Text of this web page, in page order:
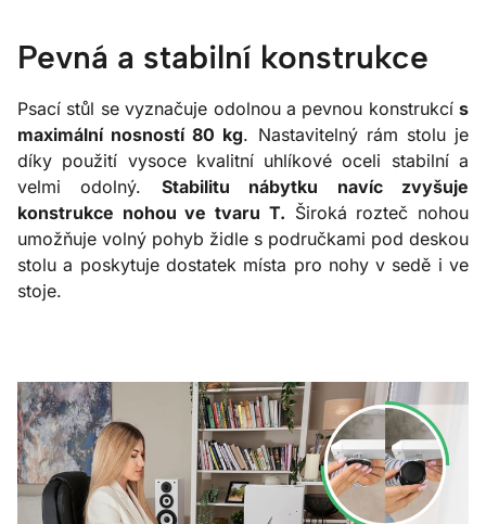
Pevná a stabilní konstrukce
Psací stůl se vyznačuje odolnou a pevnou konstrukcí s
maximální nosností 80 kg. Nastavitelný rám stolu je
díky použití vysoce kvalitní uhlíkové oceli stabilní a
velmi odolný. Stabilitu nábytku navíc zvyšuje
konstrukce nohou ve tvaru T. Široká rozteč nohou
umožňuje volný pohyb židle s područkami pod deskou
stolu a poskytuje dostatek místa pro nohy v sedě i ve
stoje.